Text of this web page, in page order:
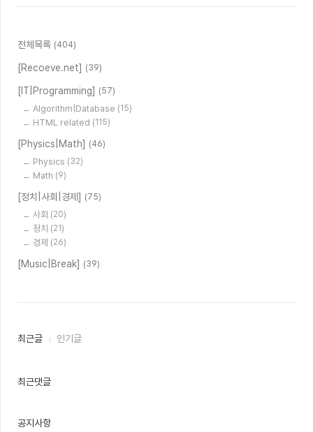
전체목록 (404)
[Recoeve.net] (39)
[IT|Programming] (57)
Algorithm|Database (15)
HTML related (115)
[Physics|Math] (46)
Physics (32)
Math (9)
[정치|사회|경제] (75)
사회 (20)
정치 (21)
경제 (26)
[Music|Break] (39)
최
인
최근글 인기글
최근댓글
공지사항